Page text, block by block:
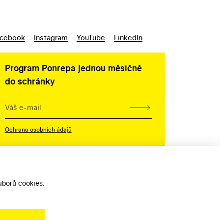
Instagram YouTube LinkedIn
Program Ponrepa jednou měsíčně
do schránky
Ochrana osobních údajů
cookies.